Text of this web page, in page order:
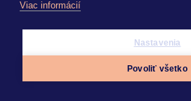
O nás
Kariéra
Viac informácií
Nastavenia
Povoliť všetko